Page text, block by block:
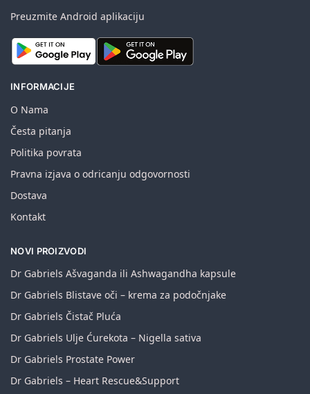
Preuzmite Android aplikaciju
INFORMACIJE
O Nama
Česta pitanja
Politika povrata
Pravna izjava o odricanju odgovornosti
Dostava
Kontakt
NOVI PROIZVODI
Dr Gabriels Ašvaganda ili Ashwagandha kapsule
Dr Gabriels Blistave oči – krema za podočnjake
Dr Gabriels Čistač Pluća
Dr Gabriels Ulje Ćurekota – Nigella sativa
Dr Gabriels Prostate Power
Dr Gabriels – Heart Rescue&Support